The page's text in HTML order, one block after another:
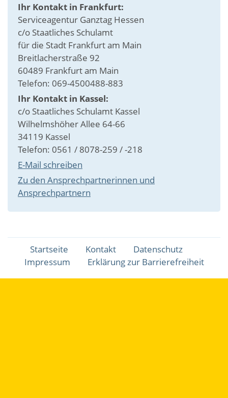
Ihr Kontakt in Frankfurt:
Serviceagentur Ganztag Hessen
c/o Staatliches Schulamt
für die Stadt Frankfurt am Main
Breitlacherstraße 92
60489 Frankfurt am Main
Telefon: 069-4500488-883
Ihr Kontakt in Kassel:
c/o Staatliches Schulamt Kassel
Wilhelmshöher Allee 64-66
34119 Kassel
Telefon: 0561 / 8078-259 / -218
E-Mail schreiben
Zu den Ansprechpartnerinnen und
Ansprechpartnern
Fußbereichsmenü
Startseite Kontakt
Datenschutz
Impressum
Erklärung zur Barrierefreiheit